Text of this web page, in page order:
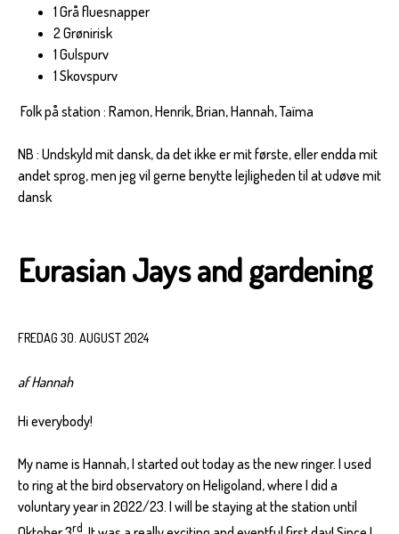
1 Grå fluesnapper
2 Grønirisk
1 Gulspurv
1 Skovspurv
Folk på station : Ramon, Henrik, Brian, Hannah, Taïma
NB : Undskyld mit dansk, da det ikke er mit første, eller endda mit
andet sprog, men jeg vil gerne benytte lejligheden til at udøve mit
dansk
Eurasian Jays and gardening
FREDAG 30. AUGUST 2024
af Hannah
Hi everybody!
My name is Hannah, I started out today as the new ringer. I used
to ring at the bird observatory on Heligoland, where I did a
voluntary year in 2022/23. I will be staying at the station until
rd